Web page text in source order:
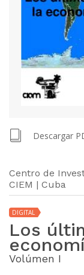
Descargar
Centro de
CIEM | Cuba
DIGITAL
Los
Volúmen I